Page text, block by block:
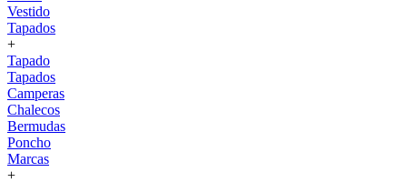
Vestido
Tapados
+
Tapado
Tapados
Camperas
Chalecos
Bermudas
Poncho
Marcas
+